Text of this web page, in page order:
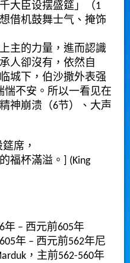
大臣设摆盛筵」（1
借机鼓舞士气、掩饰
主的力量，進而認識
人卻沒有，依然自
城下，伯沙撒外表强
惴不安。所以一看见在
神崩溃（6节）、大声
席，
福杯滿溢。] (King
年 – 西元前605年
年 – 西元前562年尼
，主前562-560年